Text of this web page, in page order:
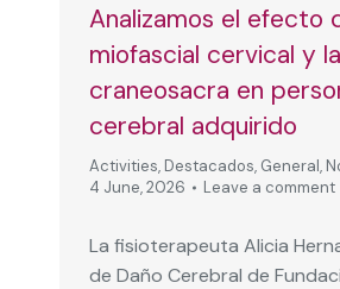
Analizamos el efecto
miofascial cervical y
craneosacra en
cerebral adquirido
Activities, Destacados, General,
4 June, 2026
Leave a comment
La fisioterapeuta Alicia
de Daño Cerebral de